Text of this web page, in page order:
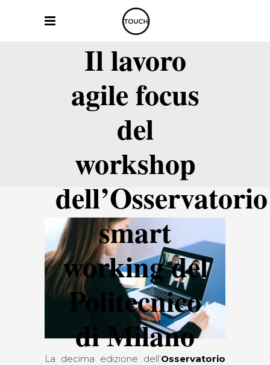
Il lavoro
agile focus
del
workshop
dell’Osservatorio
smart
working del
Politecnico
di Milano
La decima edizione dell’Osservatorio